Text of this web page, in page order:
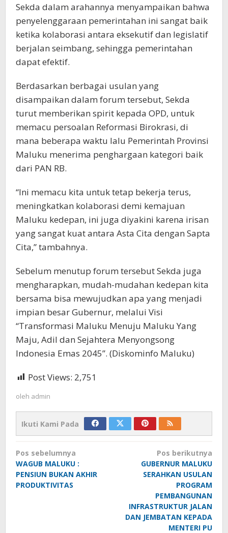
Sekda dalam arahannya menyampaikan bahwa
penyelenggaraan pemerintahan ini sangat baik
ketika kolaborasi antara eksekutif dan legislatif
berjalan seimbang, sehingga pemerintahan
dapat efektif.
Berdasarkan berbagai usulan yang
disampaikan dalam forum tersebut, Sekda
turut memberikan spirit kepada OPD, untuk
memacu persoalan Reformasi Birokrasi, di
mana beberapa waktu lalu Pemerintah Provinsi
Maluku menerima penghargaan kategori baik
dari PAN RB.
“Ini memacu kita untuk tetap bekerja terus,
meningkatkan kolaborasi demi kemajuan
Maluku kedepan, ini juga diyakini karena irisan
yang sangat kuat antara Asta Cita dengan Sapta
Cita,” tambahnya.
Sebelum menutup forum tersebut Sekda juga
mengharapkan, mudah-mudahan kedepan kita
bersama bisa mewujudkan apa yang menjadi
impian besar Gubernur, melalui Visi
“Transformasi Maluku Menuju Maluku Yang
Maju, Adil dan Sejahtera Menyongsong
Indonesia Emas 2045”. (Diskominfo Maluku)
Post Views: 2,751
oleh admin
Ikuti Kami Pada
Navigasi
pos
Pos sebelumnya
WAGUB MALUKU :
PENSIUN BUKAN AKHIR
PRODUKTIVITAS
Pos berikutnya
GUBERNUR MALUKU
SERAHKAN USULAN
PROGRAM
PEMBANGUNAN
INFRASTRUKTUR JALAN
DAN JEMBATAN KEPADA
MENTERI PU